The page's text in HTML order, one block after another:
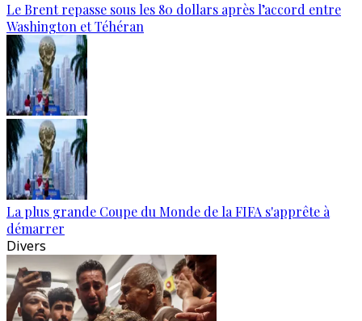
Le Brent repasse sous les 80 dollars après l’accord entre
Washington et Téhéran
La plus grande Coupe du Monde de la FIFA s'apprête à
démarrer
Divers